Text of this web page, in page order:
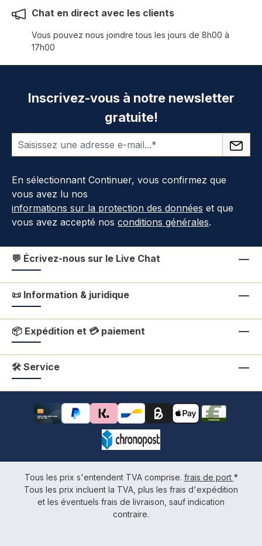
Chat en direct avec les clients
Vous pouvez nous joindre tous les jours de 8h00 à
17h00
Inscrivez-vous à notre newsletter
gratuite!
En sélectionnant Continuer, vous confirmez que
vous avez lu nos
informations sur la protection des données et que
vous avez accepté nos conditions générales.
💬 Écrivez-nous sur le Live Chat
📜 Information & juridique
📦 Expédition et 💳 paiement
🛠 Service
Tous les prix s'entendent TVA comprise. frais de port *
Tous les prix incluent la TVA, plus les frais d'expédition
et les éventuels frais de livraison, sauf indication
contraire.